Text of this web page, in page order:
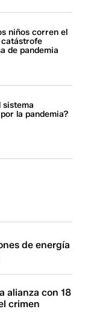
niños corren el
de pandemia
sistema
la pandemia?
de energía
alianza con 18
crimen